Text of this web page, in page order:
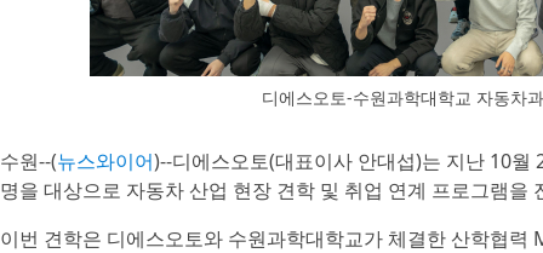
디에스오토-수원과학대학교 자동차
수원--(뉴스와이어)--디에스오토(대표이사 안대섭)는 지난 10
명을 대상으로 자동차 산업 현장 견학 및 취업 연계 프로그램을
이번 견학은 디에스오토와 수원과학대학교가 체결한 산학협